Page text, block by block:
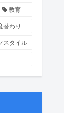
教育
替わり
スタイル